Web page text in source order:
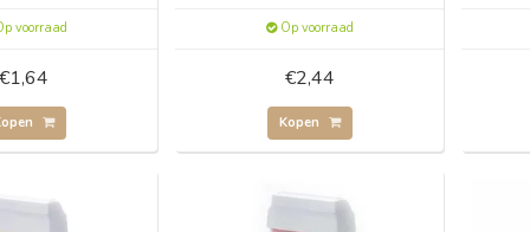
voorraad Op voorraad
€2,44
Kopen